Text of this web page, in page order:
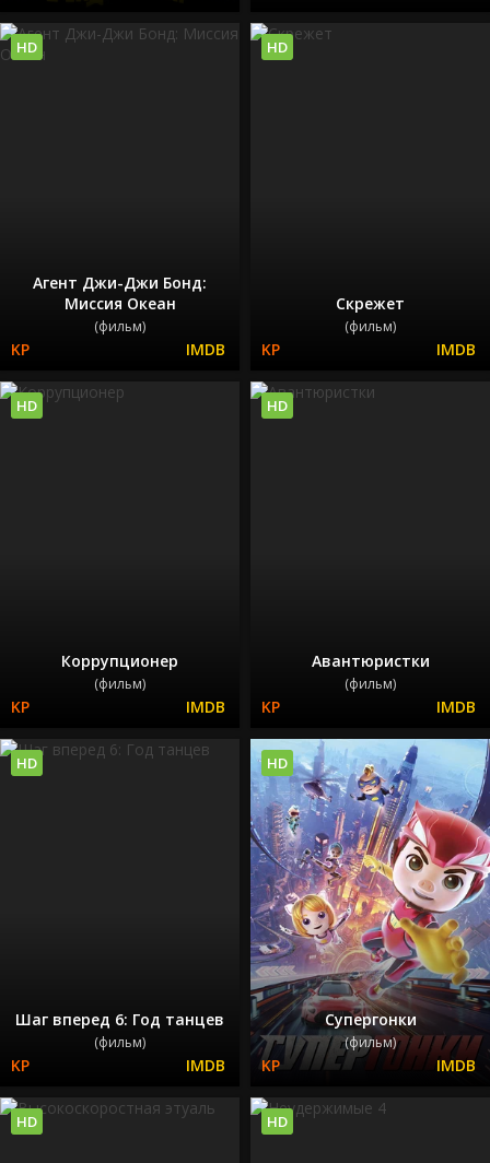
Агент Джи-Джи Бонд:
Миссия Океан
(фильм)
HD
Скрежет
(фильм)
HD
Коррупционер
(фильм)
HD
Авантюристки
(фильм)
HD
Шаг вперед 6: Год танцев
(фильм)
HD
Супергонки
(фильм)
HD
HD HD